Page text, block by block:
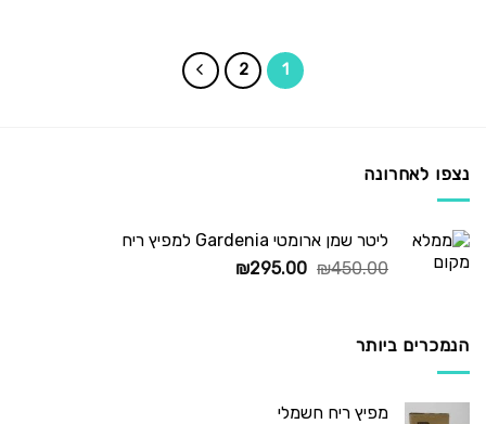
1
2
נצפו לאחרונה
ליטר שמן ארומטי Gardenia למפיץ ריח
₪450.00
המחיר
₪295.00
המחיר
הנמכרים ביותר
מפיץ ריח חשמלי